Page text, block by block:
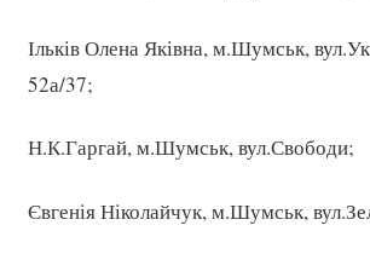
Ільків Олена Яківна, м.Шумськ,
52а/37;
Н.К.Гаргай, м.Шумськ, вул.Свободи;
Євгенія Ніколайчук, м.Шумськ,